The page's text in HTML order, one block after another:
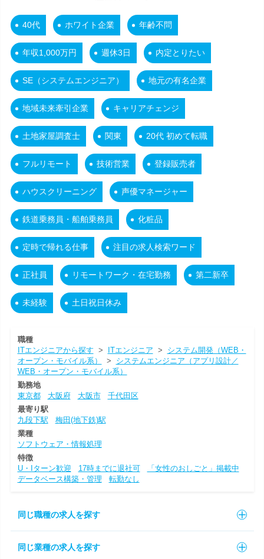
40代 ホワイト企業 年齢不問
年収1,000万円 週休3日 内定とりたい
SE（システムエンジニア） 地元の有名企業
地域未来牽引企業 キャリアチェンジ
土地家屋調査士 関東 20代 初めて転職
フルリモート 技術営業 登録販売者
ハウスクリーニング 声優マネージャー
鉄道乗務員・船舶乗務員 化粧品
定時で帰れる仕事 注目の求人検索ワード
正社員 リモートワーク・在宅勤務 第二新卒
未経験 土日祝日休み
職種
ITエンジニアから探す > ITエンジニア > システム開発（WEB・
オープン・モバイル系）
> システムエンジニア（アプリ設計／
WEB・オープン・モバイル系）
勤務地
東京都
大阪府 大阪市
千代田区
最寄り駅
九段下駅
梅田(地下鉄)駅
業種
ソフトウェア・情報処理
特徴
U・Iターン歓迎
17時までに退社可
「女性のおしごと」掲載中
データベース構築・管理
転勤なし
同じ職種の求人を探す
同じ業種の求人を探す